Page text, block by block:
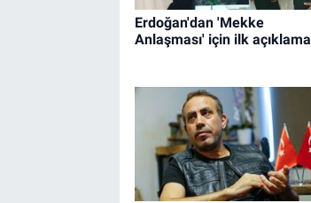
Erdoğan'dan 'Mekke
Anlaşması' için ilk açıklama